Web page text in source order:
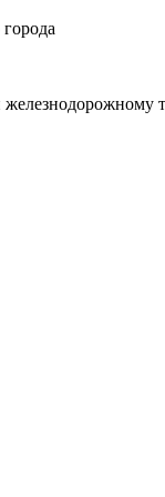
железнодорожному